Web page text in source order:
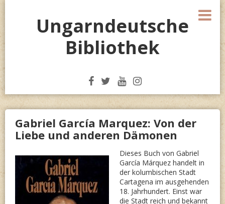
Ungarndeutsche
Bibliothek
Gabriel García Marquez: Von der
Liebe und anderen Dämonen
Dieses Buch von Gabriel
García Márquez handelt in
der kolumbischen Stadt
Cartagena im ausgehenden
18. Jahrhundert. Einst war
die Stadt reich und bekannt